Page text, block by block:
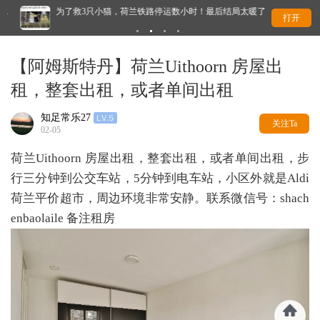
为了救3只小猫，荷兰铁路停运数小时！最后结局太暖了 干
打开
【阿姆斯特丹】荷兰Uithoorn 房屋出
租，整套出租，或者单间出租
知足常乐27
02-05
关注Ta
荷兰Uithoorn 房屋出租，整套出租，或者单间出租，步
行三分钟到公交车站，5分钟到电车站，小区外就是Aldi
荷兰平价超市，周边环境非常安静。联系微信号：shach
enbaolaile 备注租房